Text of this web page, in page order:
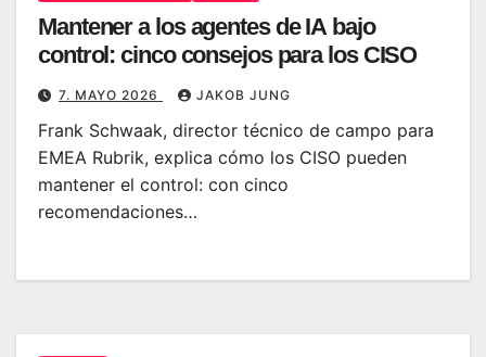
Mantener a los agentes de IA bajo
control: cinco consejos para los CISO
7. MAYO 2026 JAKOB JUNG
Frank Schwaak, director técnico de campo para
EMEA Rubrik, explica cómo los CISO pueden
mantener el control: con cinco
recomendaciones…